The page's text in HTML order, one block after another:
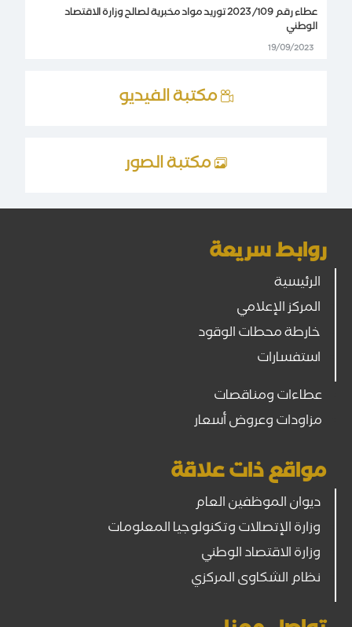
عطاء رقم 109/ 2023 توريد مواد مخبرية لصالح وزارة الاقتصاد
الوطني
19/09/2023
مكتبة الفيديو
مكتبة الصور
روابط سريعة
الرئيسية
المركز الإعلامي
خارطة محطات الوقود
استفسارات
عطاءات ومناقصات
مزاودات وعروض أسعار
مواقع ذات علاقة
ديوان الموظفين العام
وزارة الإتصالات وتكنولوجيا المعلومات
وزارة الاقتصاد الوطني
نظام الشكاوى المركزي